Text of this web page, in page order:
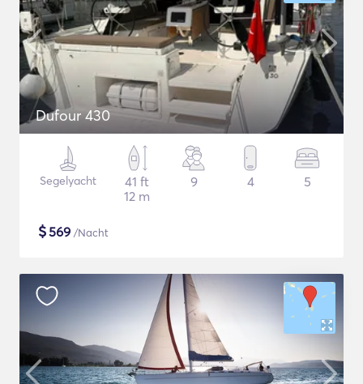
Dufour 430
Segelyacht
41 ft
12 m
9 4 5
$569 /Nacht